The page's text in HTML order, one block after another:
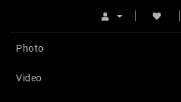
Photo
Video